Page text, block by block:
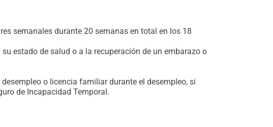
semanales durante 20 semanas en total en los 18
estado de salud o a la recuperación de un embarazo o
o licencia familiar durante el desempleo, si
de Incapacidad Temporal.